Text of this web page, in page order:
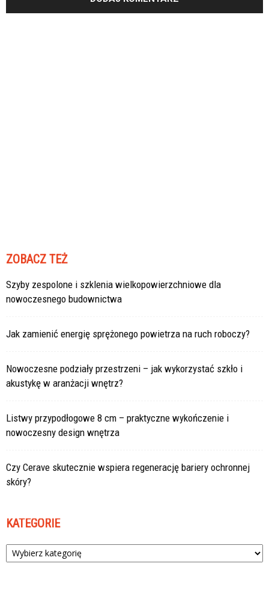
ZOBACZ TEŻ
Szyby zespolone i szklenia wielkopowierzchniowe dla
nowoczesnego budownictwa
Jak zamienić energię sprężonego powietrza na ruch roboczy?
Nowoczesne podziały przestrzeni – jak wykorzystać szkło i
akustykę w aranżacji wnętrz?
Listwy przypodłogowe 8 cm – praktyczne wykończenie i
nowoczesny design wnętrza
Czy Cerave skutecznie wspiera regenerację bariery ochronnej
skóry?
KATEGORIE
Kategorie